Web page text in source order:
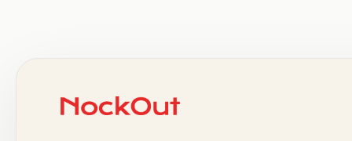
.   +   .   .   o   .   .   .   .   .   .   :   .
.   .   .   o   .   .   .   .   .   .   .   .   x   .